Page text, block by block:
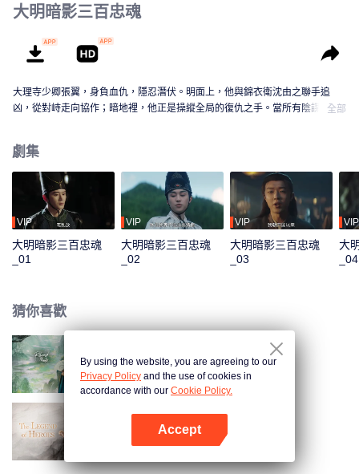
大明暗影三百忠魂
大理寺少卿張翼，身負血仇，隱忍潛伏。明面上，他與錦衣衛沈由之聯手追
凶，從對峙走向協作；暗地裡，他正是操縱全局的復仇之手。當所有陰謀指向
全部
劇集
VIP
大明暗影三百忠魂
_01
VIP
大明暗影三百忠魂
_02
VIP
大明暗影三百忠魂
_03
VIP
大
_04
猜你喜歡
將軍家的小兒子
金庸武俠世界
By using the website, you are agreeing to our
Privacy Policy and the use of cookies in
accordance with our Cookie Policy.
Accept